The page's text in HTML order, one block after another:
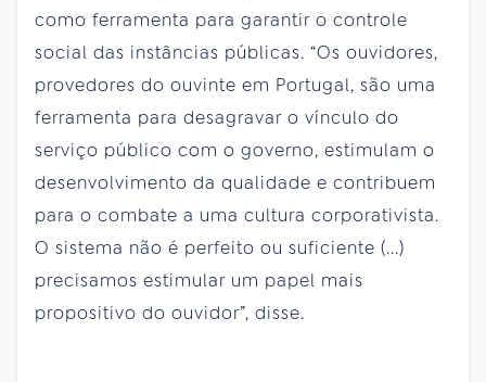
como ferramenta para garantir o controle
social das instâncias públicas. “Os ouvidores,
provedores do ouvinte em Portugal, são uma
ferramenta para desagravar o vínculo do
serviço público com o governo, estimulam o
desenvolvimento da qualidade e contribuem
para o combate a uma cultura corporativista.
O sistema não é perfeito ou suficiente (...)
precisamos estimular um papel mais
propositivo do ouvidor”, disse.